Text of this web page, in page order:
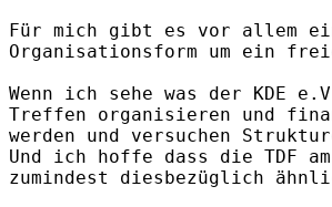
Für mich gibt es vor allem
Organisationsform um ein
Wenn ich sehe was der KDE
Treffen organisieren und
werden und versuchen
Und ich hoffe dass die TDF
zumindest diesbezüglich